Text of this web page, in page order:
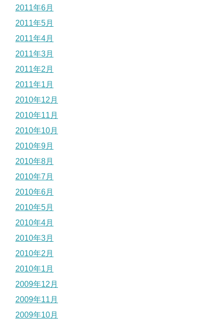
2011年6月
2011年5月
2011年4月
2011年3月
2011年2月
2011年1月
2010年12月
2010年11月
2010年10月
2010年9月
2010年8月
2010年7月
2010年6月
2010年5月
2010年4月
2010年3月
2010年2月
2010年1月
2009年12月
2009年11月
2009年10月